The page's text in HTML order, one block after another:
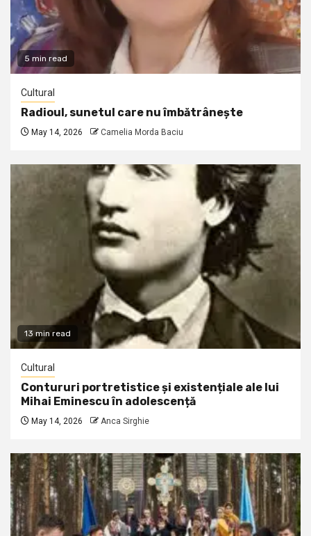
5 min read
Cultural
Radioul, sunetul care nu îmbătrânește
May 14, 2026 Camelia Morda Baciu
13 min read
Cultural
Contururi portretistice și existențiale ale lui
Mihai Eminescu în adolescență
May 14, 2026 Anca Sirghie